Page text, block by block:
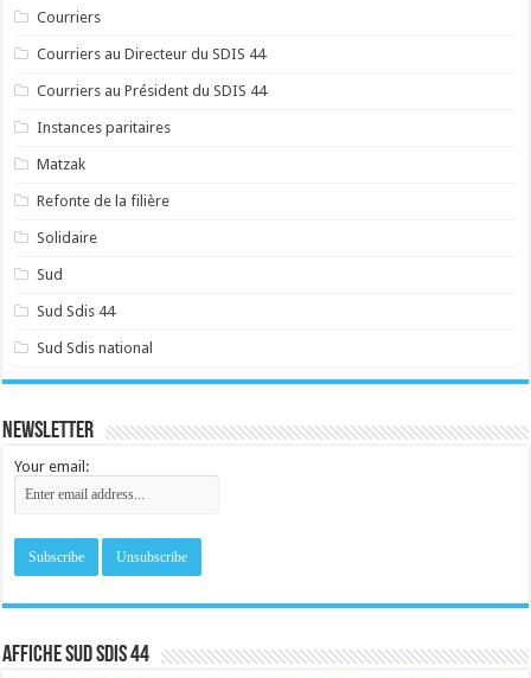
Courriers
Courriers au Directeur du SDIS 44
Courriers au Président du SDIS 44
Instances paritaires
Matzak
Refonte de la filière
Solidaire
Sud
Sud Sdis 44
Sud Sdis national
Newsletter
Your email:
Affiche sud SDIS 44